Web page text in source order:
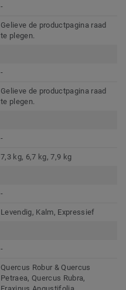
-
Gelieve de productpagina raad
te plegen.
-
Gelieve de productpagina raad
te plegen.
-
7,3 kg, 6,7 kg, 7,9 kg
-
Levendig, Kalm, Expressief
-
Quercus Robur & Quercus
Petraea, Quercus Rubra,
Fraxinus Angustifolia